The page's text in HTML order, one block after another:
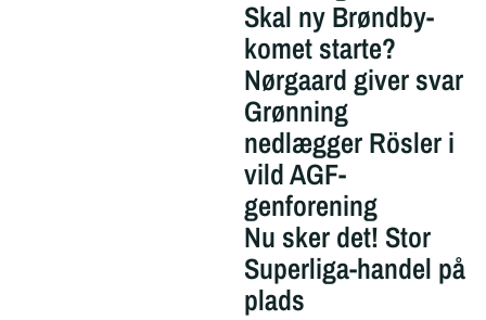
Skal ny Brøndby-
komet starte?
Nørgaard giver svar
Grønning
nedlægger Rösler i
vild AGF-
genforening
Nu sker det! Stor
Superliga-handel på
plads